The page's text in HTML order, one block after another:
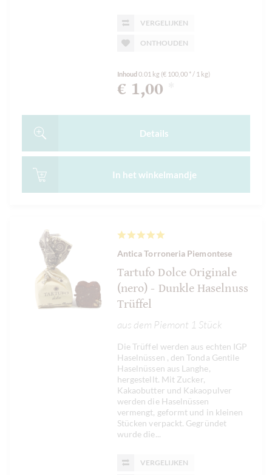
Details
In het winkelmandje
Inhoud0.01 kg (€ 100,00 * / 1 kg)
€ 1,00
VERGELIJKEN
ONTHOUDEN
Antica Torroneria Piemontese
Tartufo Dolce Originale
(nero) - Dunkle Haselnuss
Trüffel
aus dem Piemont 1 Stück
Die Trüffel werden aus echten IGP
Haselnüssen , den Tonda Gentile
Haselnüssen aus Langhe,
hergestellt. Mit Zucker,
Kakaobutter und Kakaopulver
werden die Haselnüssen
vermengt, geformt und in kleinen
Stücken verpackt. Gegründet
wurde die...
VERGELIJKEN